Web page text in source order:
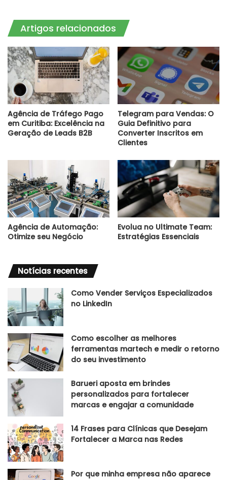
Artigos relacionados
Agência de Tráfego Pago
em Curitiba: Excelência na
Geração de Leads B2B
Telegram para Vendas: O
Guia Definitivo para
Converter Inscritos em
Clientes
Agência de Automação:
Otimize seu Negócio
Evolua no Ultimate Team:
Estratégias Essenciais
Notícias recentes
Como Vender Serviços Especializados
no LinkedIn
Como escolher as melhores
ferramentas martech e medir o retorno
do seu investimento
Barueri aposta em brindes
personalizados para fortalecer
marcas e engajar a comunidade
14 Frases para Clínicas que Desejam
Fortalecer a Marca nas Redes
Por que minha empresa não aparece